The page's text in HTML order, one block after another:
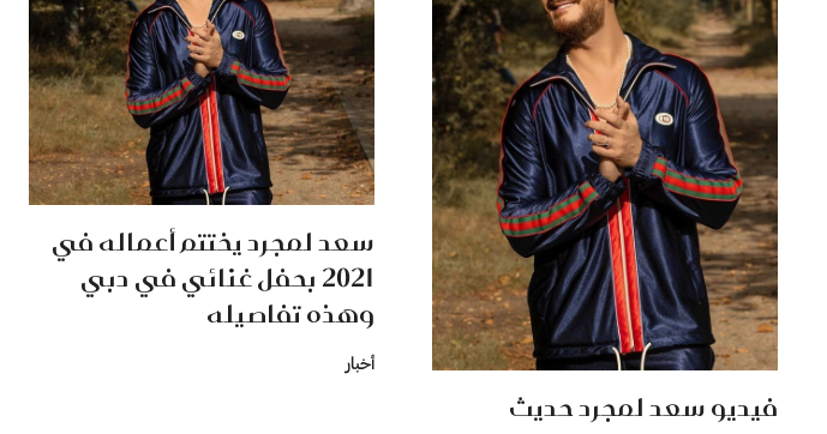
فيديو سعد لمجرد حديث
سعد لمجرد يختتم أعماله في
2021 بحفل غنائي في دبي
وهذه تفاصيله
أخبار